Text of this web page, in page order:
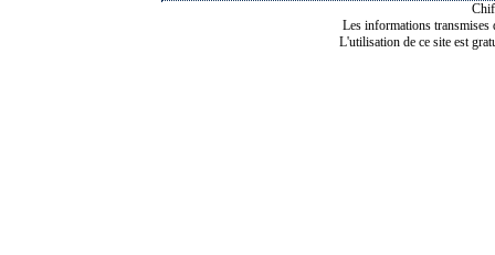
Les informations transmises
L'utilisation de ce site est